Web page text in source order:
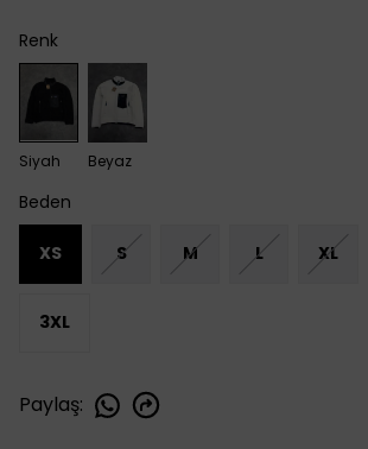
Renk
Siyah Beyaz
Beden
XS S M L XL
3XL
Paylaş: